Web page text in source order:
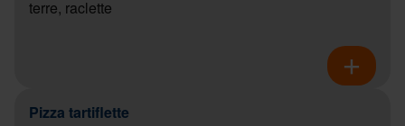
terre, raclette
Pizza tartiflette